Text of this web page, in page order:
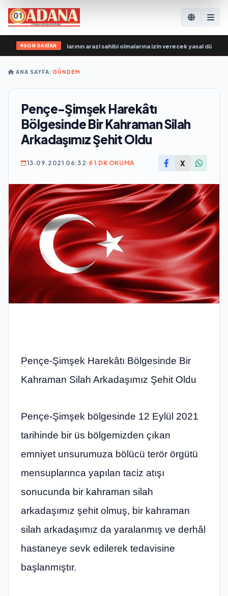
SON DAKİKA
SVO katılımcılarının arazi sahibi olmalarına izin verecek yasal
ANA SAYFA/GÜNDEM
Pençe-Şimşek Harekâtı
Bölgesinde Bir Kahraman Silah
Arkadaşımız Şehit Oldu
13.09.2021 06:32 1 DK OKUMA X
Pençe-Şimşek Harekâtı Bölgesinde Bir
Kahraman Silah Arkadaşımız Şehit Oldu
Pençe-Şimşek bölgesinde 12 Eylül 2021
tarihinde bir üs bölgemizden çıkan
emniyet unsurumuza bölücü terör örgütü
mensuplarınca yapılan taciz atışı
sonucunda bir kahraman silah
arkadaşımız şehit olmuş, bir kahraman
silah arkadaşımız da yaralanmış ve derhâl
hastaneye sevk edilerek tedavisine
başlanmıştır.